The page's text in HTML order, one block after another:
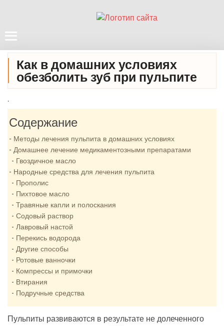
Как в домашних условиях
обезболить зуб при пульпите
.
Содержание
Методы лечения пульпита в домашних условиях
Домашнее лечение медикаментозными препаратами
Гвоздичное масло
Народные средства для лечения пульпита
Прополис
Пихтовое масло
Травяные капли и полоскания
Содовый раствор
Лавровый настой
Перекись водорода
Другие способы
Ротовые ванночки
Компрессы и примочки
Втирания
Подручные средства
Пульпиты развиваются в результате не долеченного